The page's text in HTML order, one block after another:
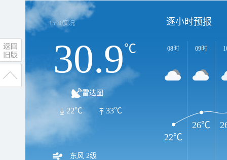
15:30实况
30.9℃
雷达图
33℃
22℃
东风 2级
逐小时预报
08时 09时
22℃
26℃